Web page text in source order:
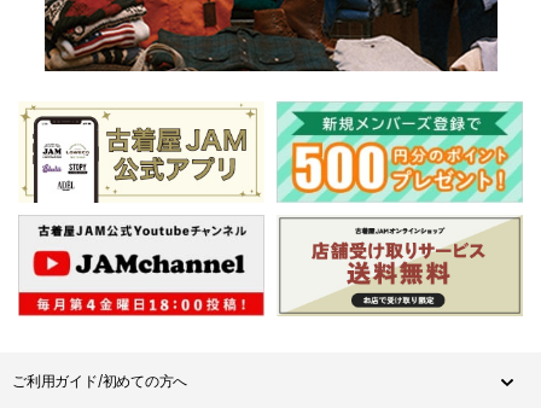
ご利用ガイド/初めての方へ